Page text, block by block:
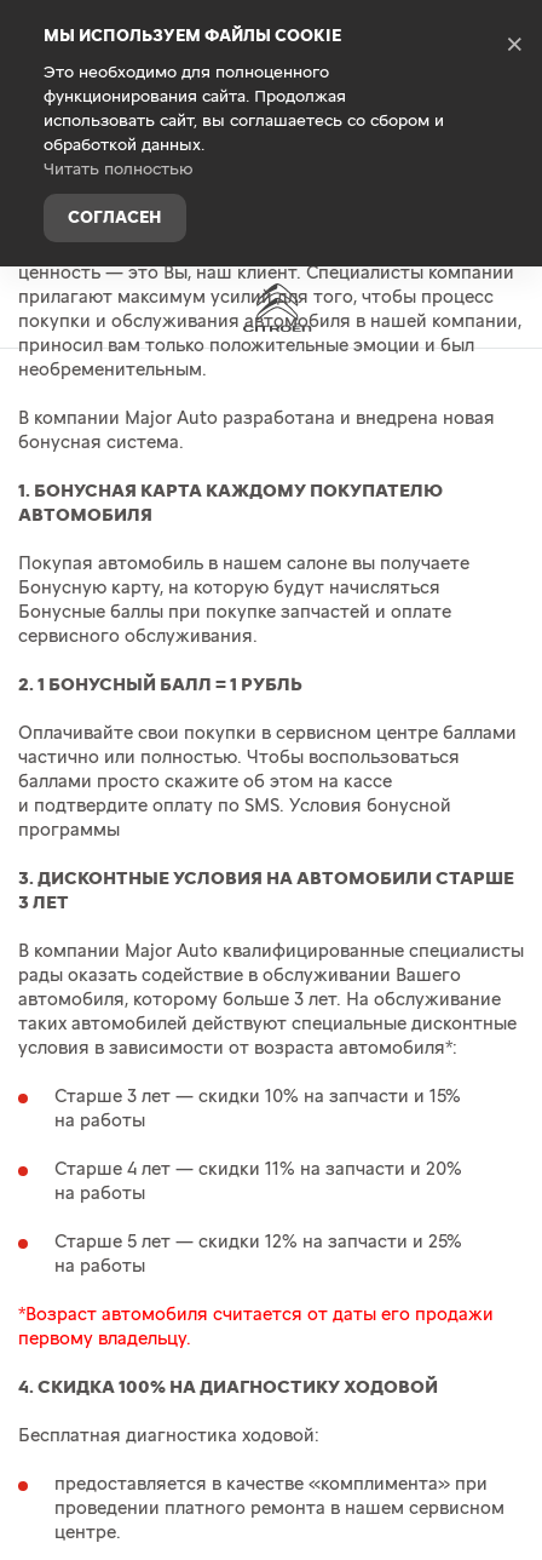
МЫ ИСПОЛЬЗУЕМ ФАЙЛЫ COOKIE
Это необходимо для полноценного
функционирования сайта. Продолжая
использовать сайт, вы соглашаетесь со сбором и
обработкой данных.
Читать полностью
СОГЛАСЕН
×
Главная Владельцам Техническое обслуживание
НОВАЯ БОНУСНАЯ ПРОГРАММА MAJOR
ценность — это Вы, наш клиент. Специалисты компании
прилагают максимум усилий для того, чтобы процесс
покупки и обслуживания автомобиля в нашей компании,
приносил вам только положительные эмоции и был
необременительным.
В компании Major Auto разработана и внедрена новая
бонусная система.
1. БОНУСНАЯ КАРТА КАЖДОМУ ПОКУПАТЕЛЮ
АВТОМОБИЛЯ
Покупая автомобиль в нашем салоне вы получаете
Бонусную карту, на которую будут начисляться
Бонусные баллы при покупке запчастей и оплате
сервисного обслуживания.
2. 1 БОНУСНЫЙ БАЛЛ = 1 РУБЛЬ
Оплачивайте свои покупки в сервисном центре баллами
частично или полностью. Чтобы воспользоваться
баллами просто скажите об этом на кассе
и подтвердите оплату по SMS. Условия бонусной
программы
3. ДИСКОНТНЫЕ УСЛОВИЯ НА АВТОМОБИЛИ СТАРШЕ
3 ЛЕТ
В компании Major Auto квалифицированные специалисты
рады оказать содействие в обслуживании Вашего
автомобиля, которому больше 3 лет. На обслуживание
таких автомобилей действуют специальные дисконтные
условия в зависимости от возраста автомобиля*:
Старше 3 лет — скидки 10% на запчасти и 15%
на работы
Старше 4 лет — скидки 11% на запчасти и 20%
на работы
Старше 5 лет — скидки 12% на запчасти и 25%
на работы
*Возраст автомобиля считается от даты его продажи
первому владельцу.
4. СКИДКА 100% НА ДИАГНОСТИКУ ХОДОВОЙ
Бесплатная диагностика ходовой:
предоставляется в качестве «комплимента» при
проведении платного ремонта в нашем сервисном
центре.